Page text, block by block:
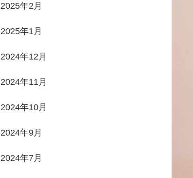
2025年2月
2025年1月
2024年12月
2024年11月
2024年10月
2024年9月
2024年7月